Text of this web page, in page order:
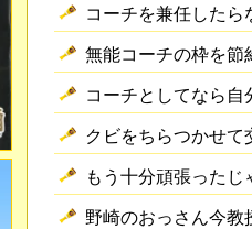
コーチを兼任した
無能コーチの枠を節
コーチとしてなら
クビをちらつかせて
もう十分頑張った
野崎のおっさん今教